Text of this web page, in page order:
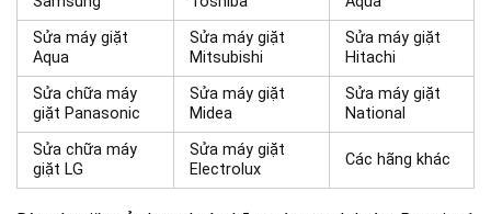
Sửa máy giặt
Aqua
Sửa máy giặt
Mitsubishi
Sửa máy giặt
Hitachi
Sửa chữa máy
giặt Panasonic
Sửa máy giặt
Midea
Sửa máy giặt
National
Sửa chữa máy
giặt LG
Sửa máy giặt
Electrolux
Các hãng khác